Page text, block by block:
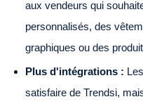
aux vendeurs qui
personnalisés, des
graphiques ou des
Plus d'intégrations :
satisfaire de Trendsi,